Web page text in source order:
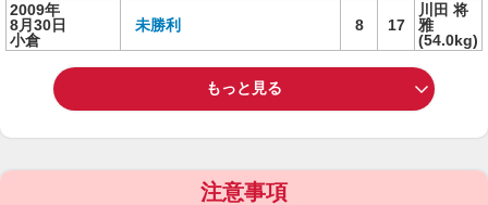
2009年
8月30日
小倉
未勝利 8 17
川田 将
雅
(54.0kg)
もっと見る
注意事項